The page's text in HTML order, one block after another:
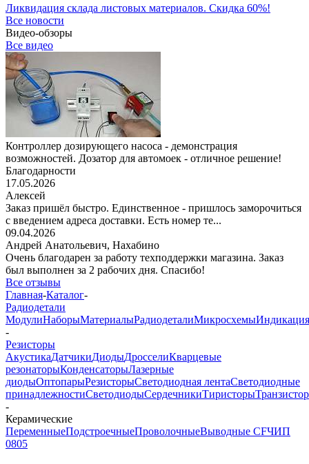
Ликвидация склада листовых материалов. Скидка 60%!
Все новости
Видео-обзоры
Все видео
Контроллер дозирующего насоса - демонстрация
возможностей. Дозатор для автомоек - отличное решение!
Благодарности
17.05.2026
Алексей
Заказ пришёл быстро. Единственное - пришлось заморочиться
с введением адреса доставки. Есть номер те...
09.04.2026
Андрей Анатольевич, Нахабино
Очень благодарен за работу техподдержки магазина. Заказ
был выполнен за 2 рабочих дня. Спасибо!
Все отзывы
Главная-Каталог-
Радиодетали
МодулиНаборыМатериалыРадиодеталиМикросхемыИндикация
-
Резисторы
АкустикаДатчикиДиодыДросселиКварцевые
резонаторыКонденсаторыЛазерные
диодыОптопарыРезисторыСветодиодная лентаСветодиодные
принадлежностиСветодиодыСердечникиТиристоры
-
Керамические
ПеременныеПодстроечныеПроволочныеВыводные CFЧИП
0805